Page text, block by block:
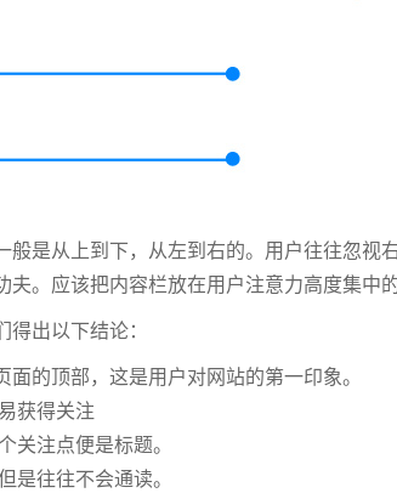
是从上到下，从左到右的。用户往往忽视
。应该把内容栏放在用户注意力高度集中的
出以下结论：
的顶部，这是用户对网站的第一印象。
获得关注
关注点便是标题。
是往往不会通读。